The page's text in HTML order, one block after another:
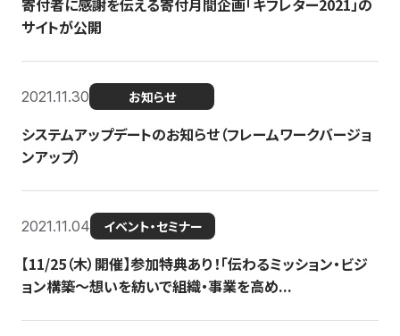
寄付者に感謝を伝える寄付月間企画「キフレター2021」の
サイトが公開
2021.11.30 お知らせ
システムアップデートのお知らせ（フレームワークバージョ
ンアップ）
2021.11.04 イベント・セミナー
【11/25（木）開催】参加特典あり！「伝わるミッション・ビジ
ョン構築〜想いを紡いで組織・事業を高め...